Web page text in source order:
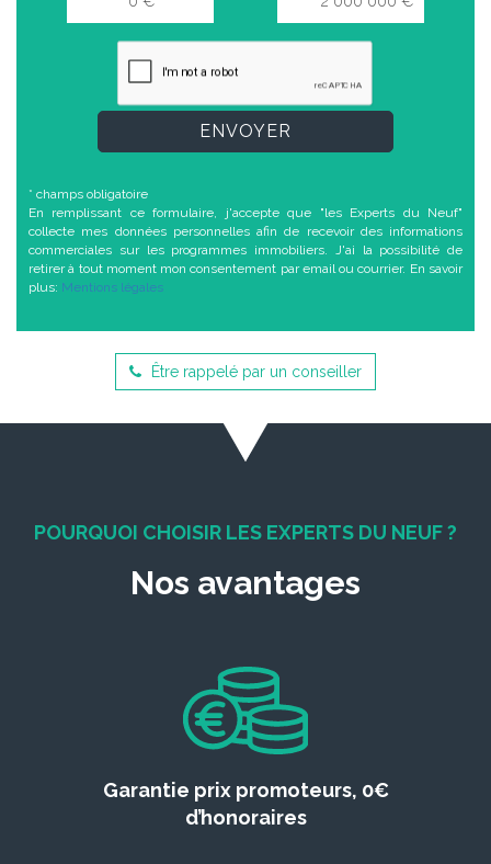
ENVOYER
* champs obligatoire
En remplissant ce formulaire, j'accepte que "les Experts du Neuf"
collecte mes données personnelles afin de recevoir des informations
commerciales sur les programmes immobiliers. J'ai la possibilité de
retirer à tout moment mon consentement par email ou courrier. En savoir
plus: Mentions légales
Être rappelé par un conseiller
POURQUOI CHOISIR LES EXPERTS DU NEUF ?
Nos avantages
Garantie prix promoteurs, 0€
d’honoraires